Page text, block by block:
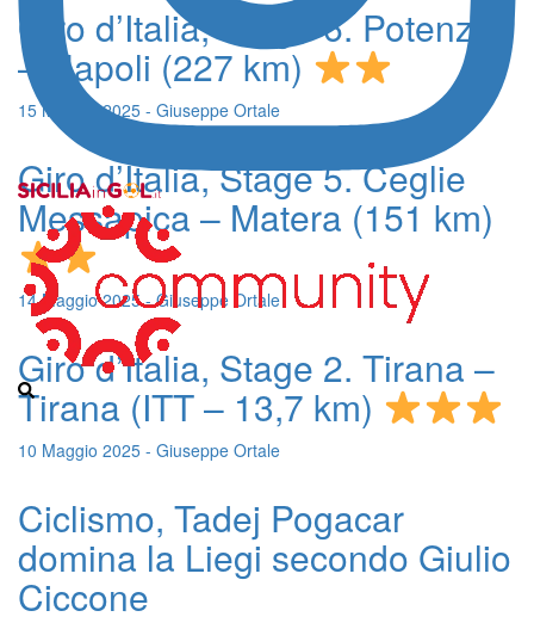
Giro d’Italia, Stage 6. Potenza
– Napoli (227 km)
15 Maggio 2025 - Giuseppe Ortale
Giro d’Italia, Stage 5. Ceglie
Messapica – Matera (151 km)
14 Maggio 2025 - Giuseppe Ortale
Giro d’Italia, Stage 2. Tirana –
Tirana (ITT – 13,7 km)
10 Maggio 2025 - Giuseppe Ortale
Ciclismo, Tadej Pogacar
domina la Liegi secondo Giulio
Ciccone